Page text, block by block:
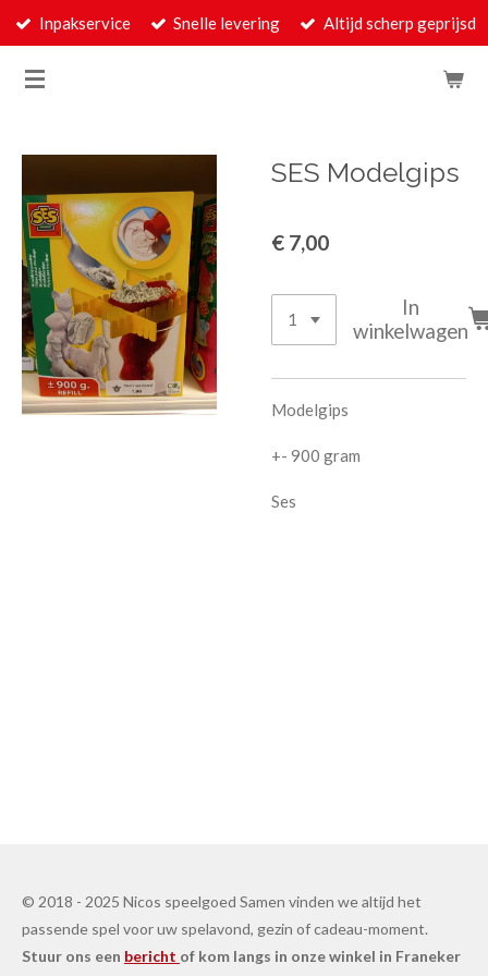
Ga
naar
Inpakservice Snelle levering Altijd scherp geprijsd
SES Modelgips
€ 7,00
In
winkelwagen
Modelgips
+- 900 gram
Ses
© 2018 - 2025 Nicos speelgoed Samen vinden we altijd het
passende spel voor uw spelavond, gezin of cadeau-moment.
Stuur ons een bericht of kom langs in onze winkel in Franeker